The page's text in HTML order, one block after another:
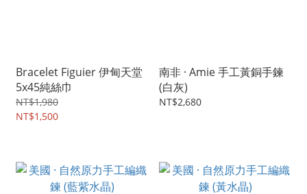
Bracelet Figuier 伊甸天堂
5x45純絲巾
NT$1,980
NT$1,500
南非 · Amie 手工黃銅手鍊
(白灰)
NT$2,680